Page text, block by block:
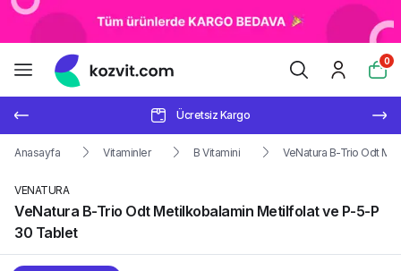
0
Ücretsiz Kargo
Anasayfa Vitaminler B Vitamini VeNatura B-Trio Odt
VENATURA
VeNatura B-Trio Odt Metilkobalamin Metilfolat ve P-5-P
30 Tablet